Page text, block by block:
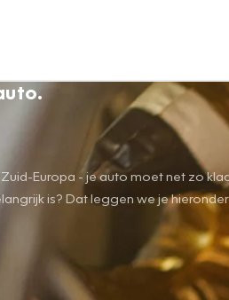
Europa - je auto moet net zo
is? Dat leggen we je